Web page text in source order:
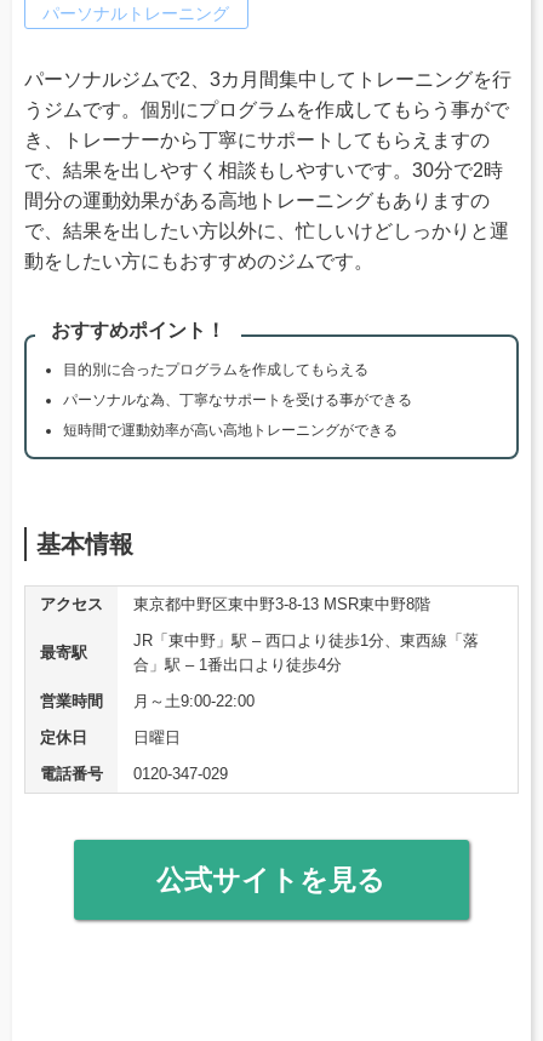
パーソナルトレーニング
パーソナルジムで2、3カ月間集中してトレーニングを行
うジムです。個別にプログラムを作成してもらう事がで
き、トレーナーから丁寧にサポートしてもらえますの
で、結果を出しやすく相談もしやすいです。30分で2時
間分の運動効果がある高地トレーニングもありますの
で、結果を出したい方以外に、忙しいけどしっかりと運
動をしたい方にもおすすめのジムです。
おすすめポイント！
目的別に合ったプログラムを作成してもらえる
パーソナルな為、丁寧なサポートを受ける事ができる
短時間で運動効率が高い高地トレーニングができる
基本情報
アクセス 東京都中野区東中野3-8-13 MSR東中野8階
最寄駅
JR「東中野」駅 – 西口より徒歩1分、東西線「落
合」駅 – 1番出口より徒歩4分
営業時間
月～土9:00-22:00
定休日
日曜日
電話番号
0120-347-029
公式サイトを見る